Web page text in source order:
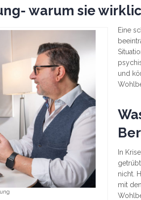
warum sie
Eine
und
In
nicht.
mit